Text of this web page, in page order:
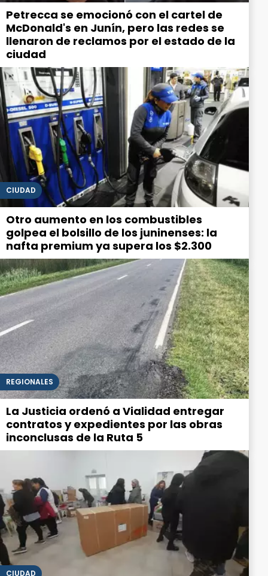
Petrecca se emocionó con el cartel de
McDonald's en Junín, pero las redes se
llenaron de reclamos por el estado de la
ciudad
CIUDAD
Otro aumento en los combustibles
golpea el bolsillo de los juninenses: la
nafta premium ya supera los $2.300
REGIONALES
La Justicia ordenó a Vialidad entregar
contratos y expedientes por las obras
inconclusas de la Ruta 5
CIUDAD